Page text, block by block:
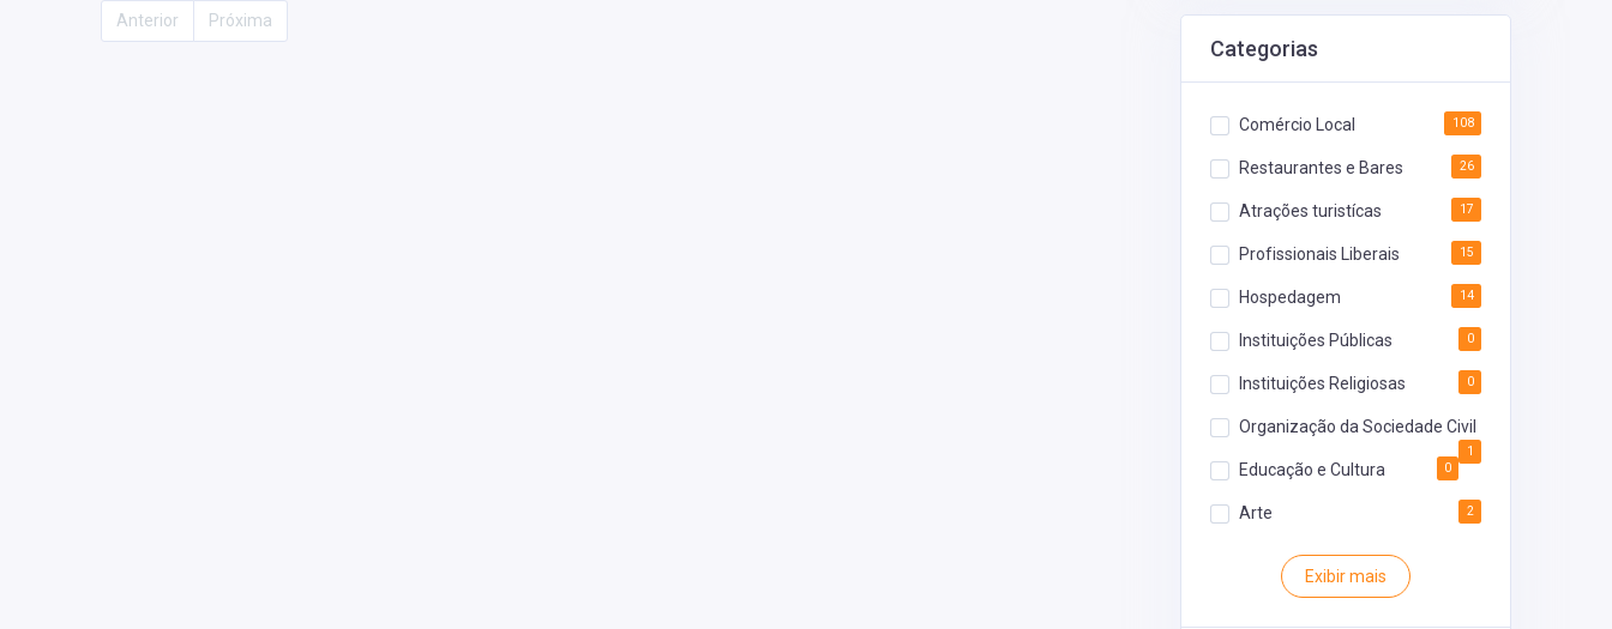
Anterior Próxima
Categorias
Comércio Local 108
Restaurantes e Bares 26
Atrações turistícas 17
Profissionais Liberais 15
Hospedagem 14
Instituições Públicas 0
Instituições Religiosas 0
Organização da Sociedade Civil
1
Educação e Cultura 0
Arte 2
Rodoviária
Inventário
Exibir mais